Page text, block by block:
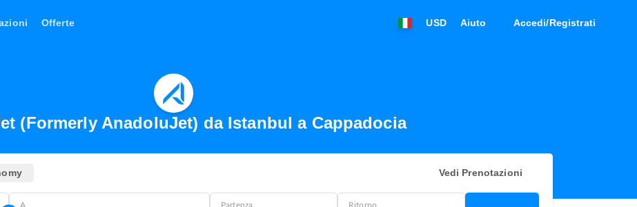
Offerte USD Aiuto Accedi/Registrati
(Formerly AnadoluJet) da Istanbul a Cappadocia
Vedi Prenotazioni
A Partenza Ritorno